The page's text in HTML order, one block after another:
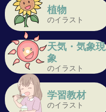
植物
のイラスト
天気・気象現
象
のイラスト
学習教材
のイラスト